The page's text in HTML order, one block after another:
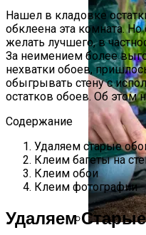
Нашел в кладовке
обклеена эта комната.
желать лучшего, в
За неимением более
нехватки обоев,
обыгрывать стену с
остатков обоев. Об этом
Содержание
Удаляем старые
Клеим багеты на
Клеим обои
Клеим фотографии
Удаляем